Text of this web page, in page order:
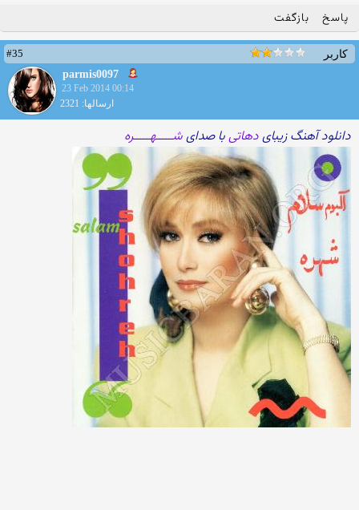
پاسخ بازگفت
کاربر
#35
parmis0097
23 Feb 2014 00:14
ارسالها: 2321
دانلود آهنگ زیبایدهاتیبا صدایشـــــهـــــره